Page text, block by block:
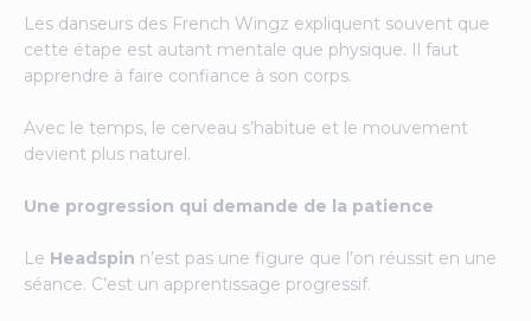
Les danseurs des French Wingz expliquent souvent que
cette étape est autant mentale que physique. Il faut
apprendre à faire confiance à son corps.
Avec le temps, le cerveau s’habitue et le mouvement
devient plus naturel.
Une progression qui demande de la patience
Le Headspin n’est pas une figure que l’on réussit en une
séance. C’est un apprentissage progressif.